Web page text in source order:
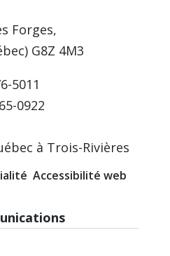
Forges,
G8Z 4M3
5011
0922
à Trois-Rivières
Accessibilité web